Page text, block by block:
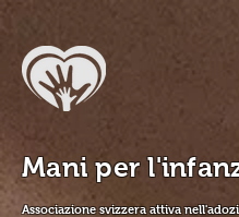
Mani per
Associazione svizzera attiva